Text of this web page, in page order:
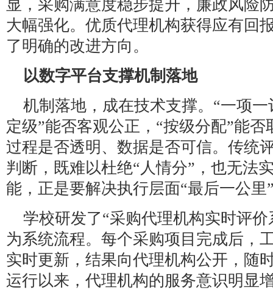
显，采购满意度稳步提升，廉政风险
大幅强化。优质代理机构获得应有回
了明确的改进方向。
以数字平台支撑机制落地
机制落地，成在技术支撑。“一项
定级”能否客观公正，“按级分配”能
过程是否透明、数据是否可信。传统
判断，既难以杜绝“人情分”，也无法
能，正是要解决执行层面“最后一公里
学校研发了“采购代理机构实时评
为系统流程。每个采购项目完成后，
实时更新，结果向代理机构公开，随
运行以来，代理机构的服务意识明显